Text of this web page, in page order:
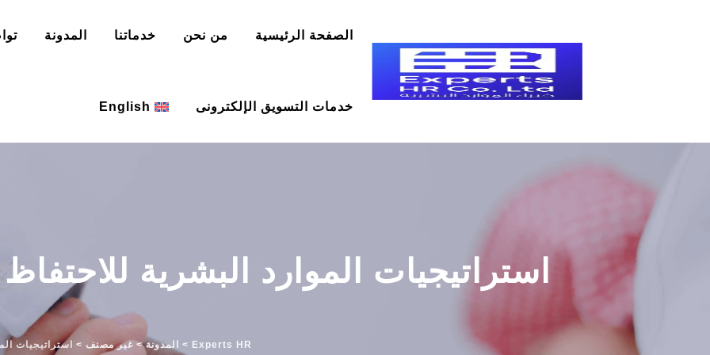
الصفحة الرئيسية من نحن خدماتنا المدونة
خدمات التسويق الإلكترونى English
استراتيجيات الموارد البشرية
Experts HR
> المدونة> غير مصنف > استراتيجيات